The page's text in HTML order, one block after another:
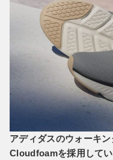
アディダスのウォーキン
Cloudfoamを採用して